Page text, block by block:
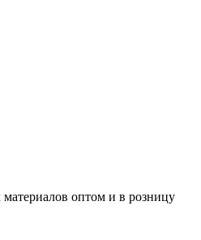
оптом и в розницу